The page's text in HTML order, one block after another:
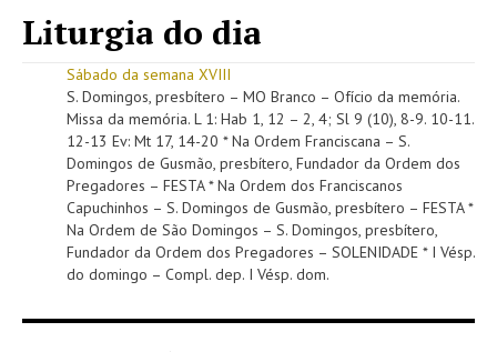
Liturgia do dia
Sábado da semana XVIII
S. Domingos, presbítero – MO Branco – Ofício da memória.
Missa da memória. L 1: Hab 1, 12 – 2, 4; Sl 9 (10), 8-9. 10-11.
12-13 Ev: Mt 17, 14-20 * Na Ordem Franciscana – S.
Domingos de Gusmão, presbítero, Fundador da Ordem dos
Pregadores – FESTA * Na Ordem dos Franciscanos
Capuchinhos – S. Domingos de Gusmão, presbítero – FESTA *
Na Ordem de São Domingos – S. Domingos, presbítero,
Fundador da Ordem dos Pregadores – SOLENIDADE * I Vésp.
do domingo – Compl. dep. I Vésp. dom.